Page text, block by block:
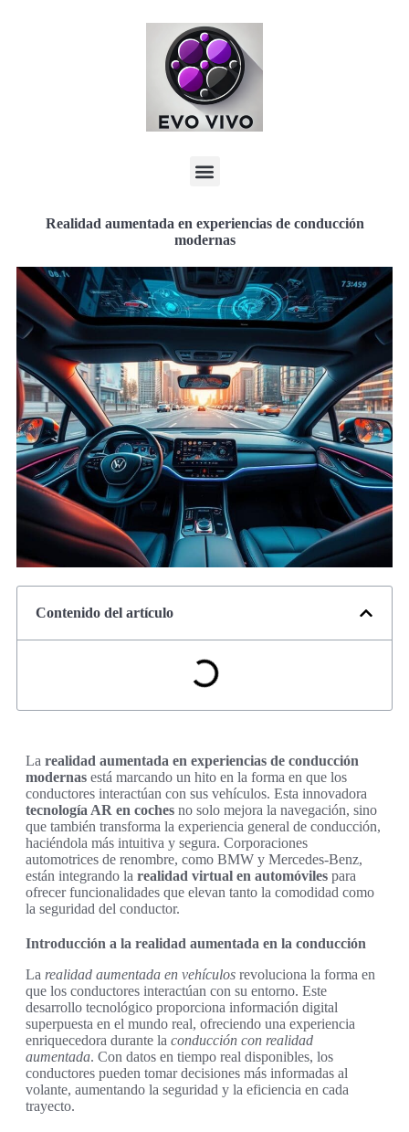
Realidad aumentada en experiencias de conducción
modernas
Contenido del artículo
La realidad aumentada en experiencias de conducción
modernas está marcando un hito en la forma en que los
conductores interactúan con sus vehículos. Esta innovadora
tecnología AR en coches no solo mejora la navegación, sino
que también transforma la experiencia general de conducción,
haciéndola más intuitiva y segura. Corporaciones
automotrices de renombre, como BMW y Mercedes-Benz,
están integrando la realidad virtual en automóviles para
ofrecer funcionalidades que elevan tanto la comodidad como
la seguridad del conductor.
Introducción a la realidad aumentada en la conducción
La realidad aumentada en vehículos revoluciona la forma en
que los conductores interactúan con su entorno. Este
desarrollo tecnológico proporciona información digital
superpuesta en el mundo real, ofreciendo una experiencia
enriquecedora durante la conducción con realidad
aumentada. Con datos en tiempo real disponibles, los
conductores pueden tomar decisiones más informadas al
volante, aumentando la seguridad y la eficiencia en cada
trayecto.